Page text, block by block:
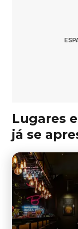
Lugares
já se